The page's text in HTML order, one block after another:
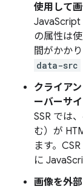
使用して画
JavaScript
の属性は
間がかかり
data-src
クライア
ーバーサ
SSR では
む）が
ます。
に
画像を外